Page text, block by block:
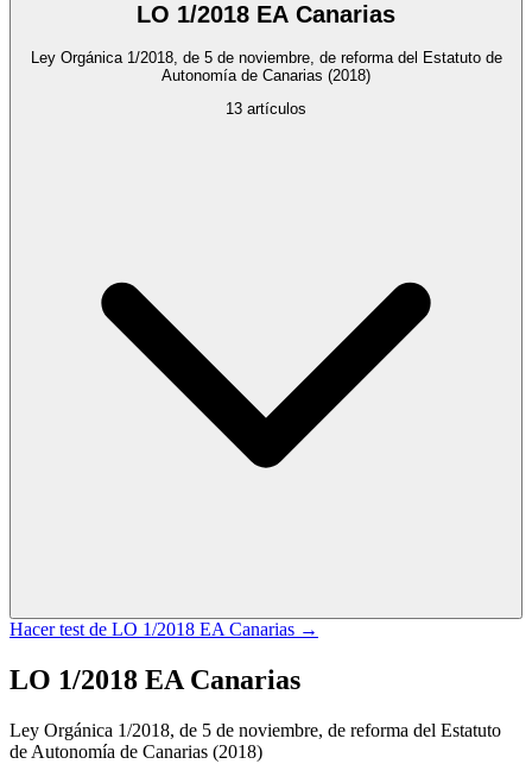
LO 1/2018 EA Canarias
Ley Orgánica 1/2018, de 5 de noviembre, de reforma del Estatuto de
Autonomía de Canarias (2018)
13 artículos
Hacer test de LO 1/2018 EA Canarias →
LO 1/2018 EA Canarias
Ley Orgánica 1/2018, de 5 de noviembre, de reforma del Estatuto
de Autonomía de Canarias (2018)